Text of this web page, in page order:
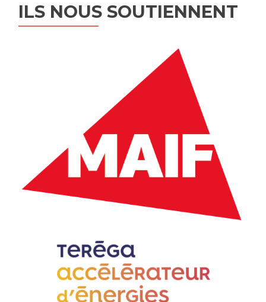
ILS NOUS SOUTIENNENT